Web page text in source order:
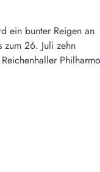
ein bunter Reigen an
zum 26. Juli zehn